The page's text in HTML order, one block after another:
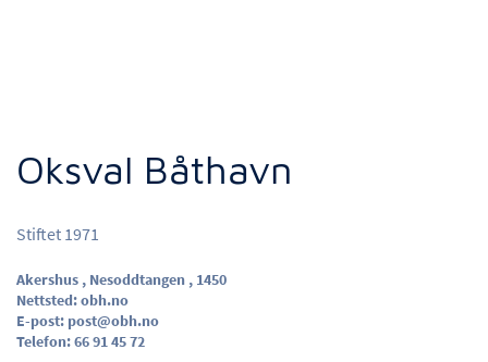
Oksval Båthavn
Stiftet 1971
Akershus , Nesoddtangen , 1450
Nettsted:obh.no
E-post: post@obh.no
Telefon:66 91 45 72